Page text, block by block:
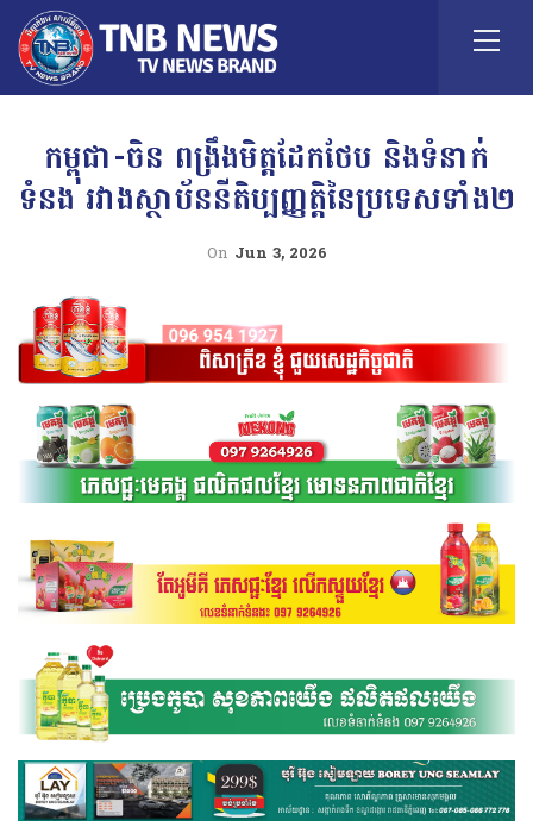
កម្ពុជា-ចិន ពង្រឹងមិត្តដែកថែប និងទំនាក់
ទំនង រវាងស្ថាប័ននីតិប្បញ្ញត្តិនៃប្រទេសទាំង២
On Jun 3, 2026